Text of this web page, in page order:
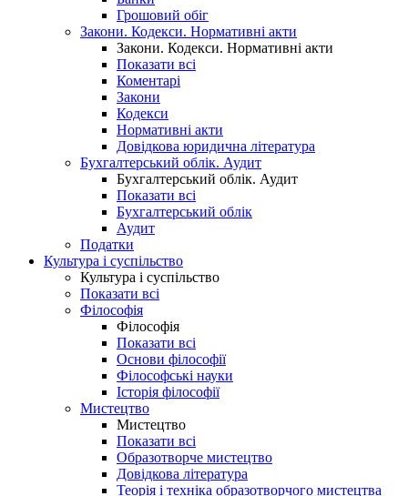
Грошовий обіг
Закони. Кодекси. Нормативні акти
Закони. Кодекси. Нормативні акти
Показати всі
Коментарі
Закони
Кодекси
Нормативні акти
Довідкова юридична література
Бухгалтерський облік. Аудит
Бухгалтерський облік. Аудит
Показати всі
Бухгалтерський облік
Аудит
Податки
Культура і суспільство
Культура і суспільство
Показати всі
Філософія
Філософія
Показати всі
Основи філософії
Філософські науки
Історія філософії
Мистецтво
Мистецтво
Показати всі
Образотворче мистецтво
Довідкова література
Теорія і техніка образотворчого мистецтва